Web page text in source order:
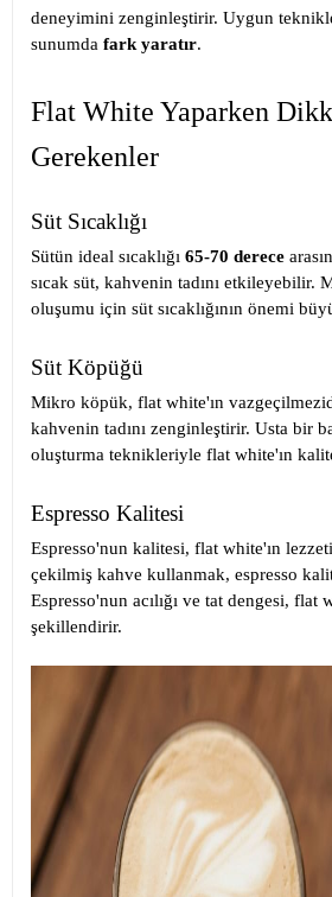
deneyimini zenginleştirir. Uygun
sunumda fark yaratır.
Flat White Yaparken
Gerekenler
Süt Sıcaklığı
Sütün ideal sıcaklığı 65-70 derece
sıcak süt, kahvenin tadını etkileyebilir.
oluşumu için süt sıcaklığının önemi
Süt Köpüğü
Mikro köpük, flat white'ın
kahvenin tadını zenginleştirir. Usta bir
oluşturma teknikleriyle flat white'ın
Espresso Kalitesi
Espresso'nun kalitesi, flat white'ın
çekilmiş kahve kullanmak, espresso
Espresso'nun acılığı ve tat dengesi, flat
şekillendirir.